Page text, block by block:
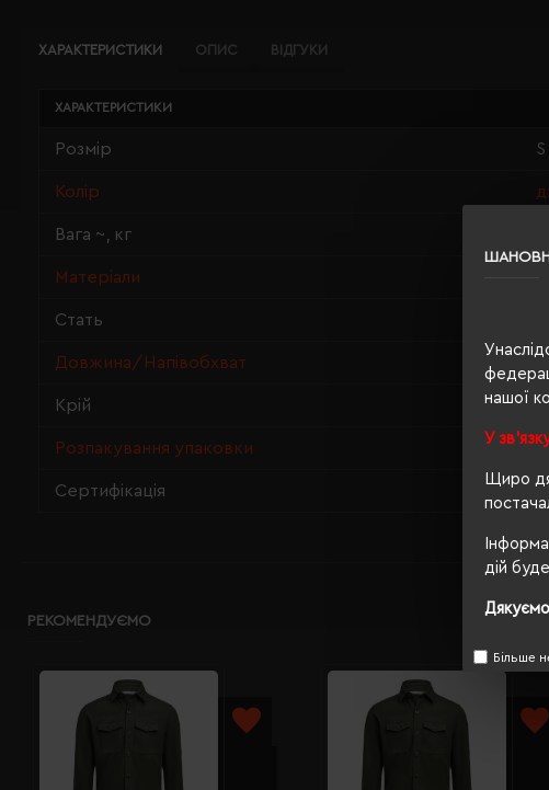
нашої
У
Щиро
дій
Більше
ХАРАКТЕРИСТИКИ ОПИС ВІДГУКИ
ХАРАКТЕРИСТИКИ
Розмір S
Колір
Вага ~, кг
Матеріали
Стать
Довжина/Напівобхват
Крій
Розпакування упаковки Ні
Сертифікація
РЕКОМЕНДУЄМО